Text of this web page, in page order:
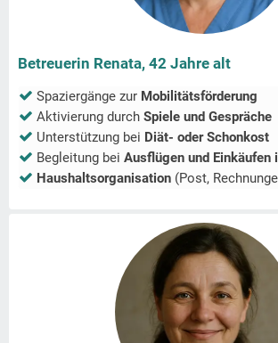
Betreuerin Renata, 42 Jahre alt
Spaziergänge zur Mobilitätsförderung
Aktivierung durch Spiele und Gespräche
Unterstützung bei Diät- oder Schonkost
Begleitung bei Ausflügen und Einkäufen
Haushaltsorganisation (Post,